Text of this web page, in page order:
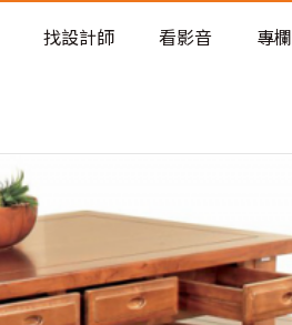
老屋預算分配與高 CP 值煥新術
找設計師 看影音 專欄